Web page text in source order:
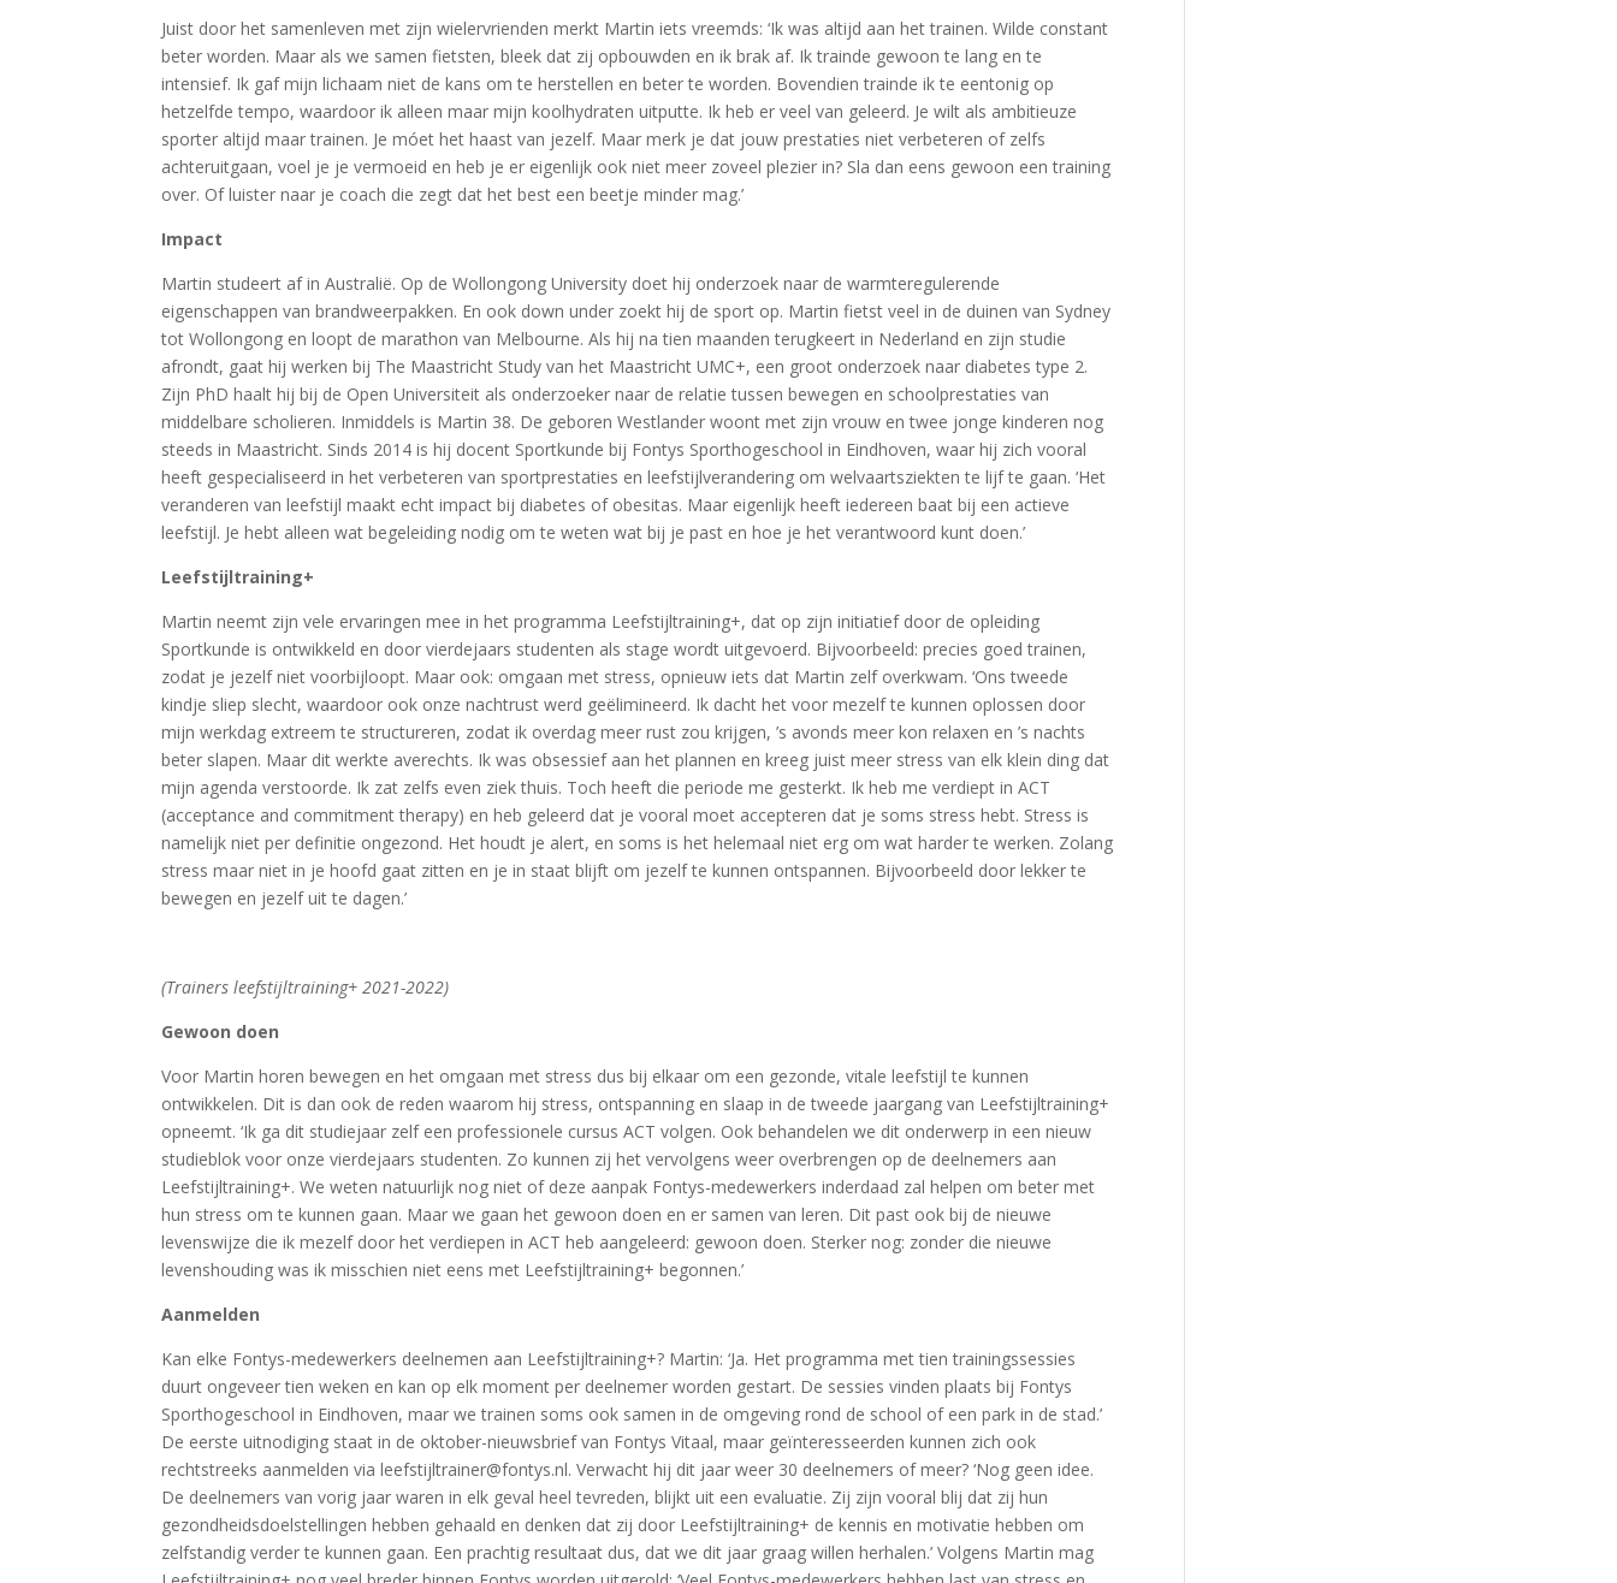
Juist door het samenleven met zijn wielervrienden merkt Martin iets vreemds: ‘Ik was altijd aan het trainen. Wilde constant
beter worden. Maar als we samen fietsten, bleek dat zij opbouwden en ik brak af. Ik trainde gewoon te lang en te
intensief. Ik gaf mijn lichaam niet de kans om te herstellen en beter te worden. Bovendien trainde ik te eentonig op
hetzelfde tempo, waardoor ik alleen maar mijn koolhydraten uitputte. Ik heb er veel van geleerd. Je wilt als ambitieuze
sporter altijd maar trainen. Je móet het haast van jezelf. Maar merk je dat jouw prestaties niet verbeteren of zelfs
achteruitgaan, voel je je vermoeid en heb je er eigenlijk ook niet meer zoveel plezier in? Sla dan eens gewoon een training
over. Of luister naar je coach die zegt dat het best een beetje minder mag.’
Impact
Martin studeert af in Australië. Op de Wollongong University doet hij onderzoek naar de warmteregulerende
eigenschappen van brandweerpakken. En ook down under zoekt hij de sport op. Martin fietst veel in de duinen van Sydney
tot Wollongong en loopt de marathon van Melbourne. Als hij na tien maanden terugkeert in Nederland en zijn studie
afrondt, gaat hij werken bij The Maastricht Study van het Maastricht UMC+, een groot onderzoek naar diabetes type 2.
Zijn PhD haalt hij bij de Open Universiteit als onderzoeker naar de relatie tussen bewegen en schoolprestaties van
middelbare scholieren. Inmiddels is Martin 38. De geboren Westlander woont met zijn vrouw en twee jonge kinderen nog
steeds in Maastricht. Sinds 2014 is hij docent Sportkunde bij Fontys Sporthogeschool in Eindhoven, waar hij zich vooral
heeft gespecialiseerd in het verbeteren van sportprestaties en leefstijlverandering om welvaartsziekten te lijf te gaan. ‘Het
veranderen van leefstijl maakt echt impact bij diabetes of obesitas. Maar eigenlijk heeft iedereen baat bij een actieve
leefstijl. Je hebt alleen wat begeleiding nodig om te weten wat bij je past en hoe je het verantwoord kunt doen.’
Leefstijltraining+
Martin neemt zijn vele ervaringen mee in het programma Leefstijltraining+, dat op zijn initiatief door de opleiding
Sportkunde is ontwikkeld en door vierdejaars studenten als stage wordt uitgevoerd. Bijvoorbeeld: precies goed trainen,
zodat je jezelf niet voorbijloopt. Maar ook: omgaan met stress, opnieuw iets dat Martin zelf overkwam. ‘Ons tweede
kindje sliep slecht, waardoor ook onze nachtrust werd geëlimineerd. Ik dacht het voor mezelf te kunnen oplossen door
mijn werkdag extreem te structureren, zodat ik overdag meer rust zou krijgen, ’s avonds meer kon relaxen en ’s nachts
beter slapen. Maar dit werkte averechts. Ik was obsessief aan het plannen en kreeg juist meer stress van elk klein ding dat
mijn agenda verstoorde. Ik zat zelfs even ziek thuis. Toch heeft die periode me gesterkt. Ik heb me verdiept in ACT
(acceptance and commitment therapy) en heb geleerd dat je vooral moet accepteren dat je soms stress hebt. Stress is
namelijk niet per definitie ongezond. Het houdt je alert, en soms is het helemaal niet erg om wat harder te werken. Zolang
stress maar niet in je hoofd gaat zitten en je in staat blijft om jezelf te kunnen ontspannen. Bijvoorbeeld door lekker te
bewegen en jezelf uit te dagen.’
(Trainers leefstijltraining+ 2021-2022)
Gewoon doen
Voor Martin horen bewegen en het omgaan met stress dus bij elkaar om een gezonde, vitale leefstijl te kunnen
ontwikkelen. Dit is dan ook de reden waarom hij stress, ontspanning en slaap in de tweede jaargang van Leefstijltraining+
opneemt. ‘Ik ga dit studiejaar zelf een professionele cursus ACT volgen. Ook behandelen we dit onderwerp in een nieuw
studieblok voor onze vierdejaars studenten. Zo kunnen zij het vervolgens weer overbrengen op de deelnemers aan
Leefstijltraining+. We weten natuurlijk nog niet of deze aanpak Fontys-medewerkers inderdaad zal helpen om beter met
hun stress om te kunnen gaan. Maar we gaan het gewoon doen en er samen van leren. Dit past ook bij de nieuwe
levenswijze die ik mezelf door het verdiepen in ACT heb aangeleerd: gewoon doen. Sterker nog: zonder die nieuwe
levenshouding was ik misschien niet eens met Leefstijltraining+ begonnen.’
Aanmelden
Kan elke Fontys-medewerkers deelnemen aan Leefstijltraining+? Martin: ‘Ja. Het programma met tien trainingssessies
duurt ongeveer tien weken en kan op elk moment per deelnemer worden gestart. De sessies vinden plaats bij Fontys
Sporthogeschool in Eindhoven, maar we trainen soms ook samen in de omgeving rond de school of een park in de stad.’
De eerste uitnodiging staat in de oktober-nieuwsbrief van Fontys Vitaal, maar geïnteresseerden kunnen zich ook
rechtstreeks aanmelden via leefstijltrainer@fontys.nl. Verwacht hij dit jaar weer 30 deelnemers of meer? ‘Nog geen idee.
De deelnemers van vorig jaar waren in elk geval heel tevreden, blijkt uit een evaluatie. Zij zijn vooral blij dat zij hun
gezondheidsdoelstellingen hebben gehaald en denken dat zij door Leefstijltraining+ de kennis en motivatie hebben om
zelfstandig verder te kunnen gaan. Een prachtig resultaat dus, dat we dit jaar graag willen herhalen.’ Volgens Martin mag